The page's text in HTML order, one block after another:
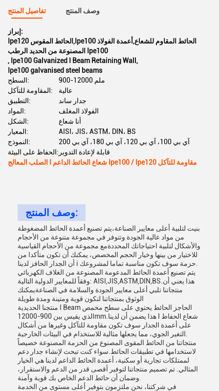
تفاصيل المنتج وصف المنتج
إبراز:
Ipe120 الحائط المقوس,Ipe100 الحائط المقاوم للشعاع,أعمدة الفولاذ
المصنوعة من الحديد الرطب Ipe100
, Ipe100 Galvanized I Beam Retaining Wall ,
Ipe100 galvanised steel beams
السطح:
900-12000 ملم
المقاومة للتآكل:
عالية
التطبيق:
جدار ساند
المواد:
الفولاذ المغلف
الشكل:
أنا شعاع
المعيار:
AISI، JIS، ASTM، DIN، BS
النموذج:
آي بي 100، آي بي 120، آي بي 180، آي بي 200
الحفاظ على البيئة: قابلة لإعادة التدوير
الصلب المعالج I شعاع الحائط الداعم Ipe100 / Ipe120 مقاومة للتآكل
وصف المنتج:
بنيت لتلبية أعلى معايير الصناعة،يتم تصنيع أعمدة الحائط المضغوطة
من مواد عالية الجودة وتتوفر في مجموعة متنوعة من الأحجام
والأشكال لتلبية احتياجاتك المحددةمع مجموعة من الأحجام القياسية
للاختيار من بينها وخيار الحجم المخصص، يمكنك أن تكون متأكدا من
يتم تصنيع أعمدة الحائط المدعومة المصنوعة من الغلاف الكهربائي
وفقاً للمعايير الدولية التالية: AISI,JIS,ASTM,DIN,BS.هذا يعني أن
منتجاتنا تلبي أعلى معايير الجودة والسلامة في الصناعةيمكنك
الوثوق بمنتجاتنا لتكون قوية ومتينة ومدة طويلة
منتجنا الحديدية I Beam الحاجز الحائط يحتوي على سطح محمص
الذي يقيس بين 900-12000mm.هذا يضمن أن لدينا I شعاع الحفاظ
على أعمدة الجدار سوف تكون مقاومة للتآكل وغيرها من أشكال
منتجاتنا من الحائط المقوى المصنوع من الحزمة المصنوعة خصيصاً
لاستخدامها في تطبيقات الحائط.سواء كنت تبحث لإنشاء جدار دعم
لممتلكات تجارية أو سكنية، أعمدة الحائط الداعم لدينا هي الخيار
المثالي. تم تصميم منتجاتنا لتوفير أقصى قدر من الدعم والاستقرار،
في شركتنا، نحن ملتزمون بتوفير أعلى مستوى من الخدمة